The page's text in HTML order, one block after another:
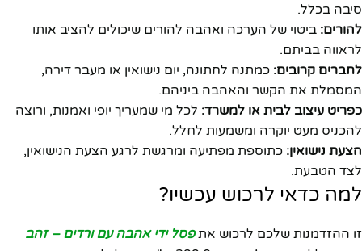
סיבה בכלל.
להורים: ביטוי של הערכה ואהבה להורים שיכולים להציב אותו
לראווה בביתם.
לחברים קרובים: כמתנה לחתונה, יום נישואין או מעבר דירה,
המסמלת את הקשר והאהבה ביניהם.
כפריט עיצוב לבית או למשרד: לכל מי שמעריך יופי ואמנות, ורוצה
להכניס מעט יוקרה ומשמעות לחלל.
הצעת נישואין: כתוספת מפתיעה ומרגשת לרגע הצעת הנישואין,
לצד הטבעת.
למה כדאי לרכוש עכשיו?
זו ההזדמנות שלכם לרכוש אתפסל ידי אהבה עם ורדים – זהב